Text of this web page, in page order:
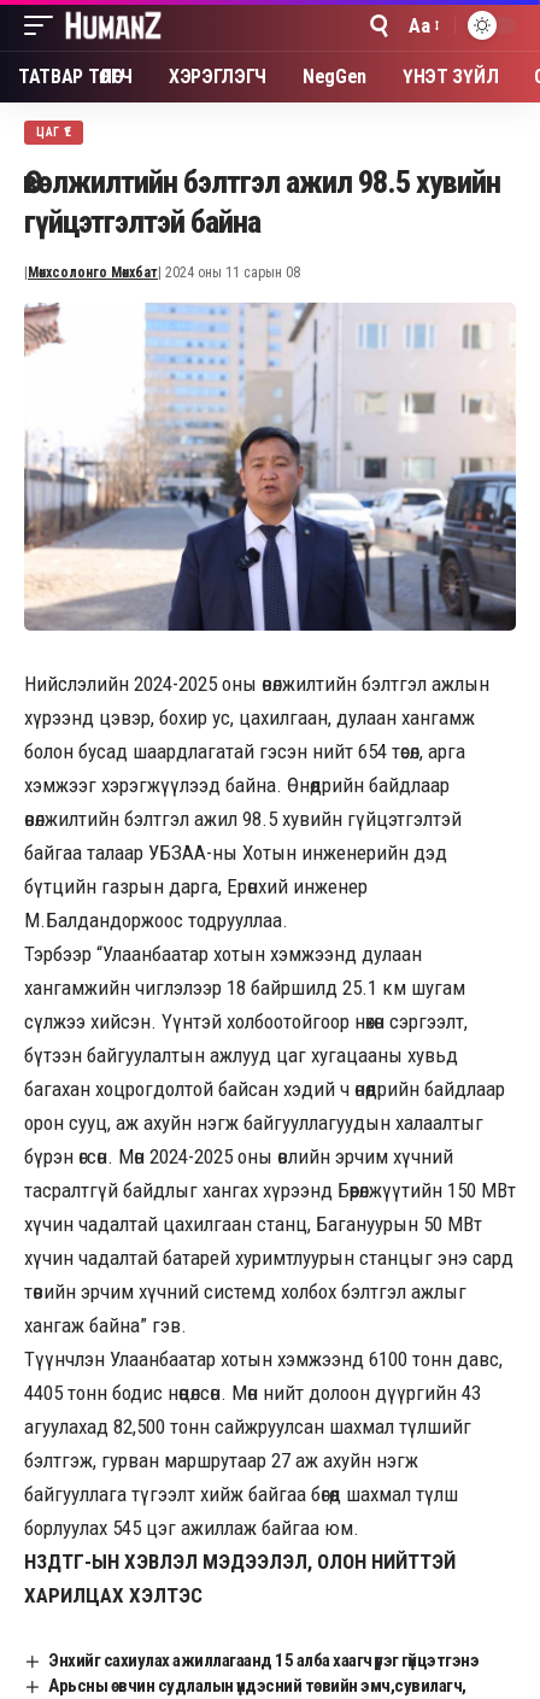
Font
Resizer
Aa
ТАТВАР ТӨЛӨГЧ ХЭРЭГЛЭГЧ NegGen ҮНЭТ ЗҮЙЛ
ЦАГ ҮЕ
Өвөлжилтийн бэлтгэл ажил 98.5 хувийн
гүйцэтгэлтэй байна
Мөнхсолонго Мөнхбат | 2024 оны 11 сарын 08
Нийслэлийн 2024-2025 оны өвөлжилтийн бэлтгэл ажлын
хүрээнд цэвэр, бохир ус, цахилгаан, дулаан хангамж
болон бусад шаардлагатай гэсэн нийт 654 төсөл, арга
хэмжээг хэрэгжүүлээд байна. Өнөөдрийн байдлаар
өвөлжилтийн бэлтгэл ажил 98.5 хувийн гүйцэтгэлтэй
байгаа талаар УБЗАА-ны Хотын инженерийн дэд
бүтцийн газрын дарга, Ерөнхий инженер
М.Балдандоржоос тодрууллаа.
Тэрбээр “Улаанбаатар хотын хэмжээнд дулаан
хангамжийн чиглэлээр 18 байршилд 25.1 км шугам
сүлжээ хийсэн. Үүнтэй холбоотойгоор нөхөн сэргээлт,
бүтээн байгуулалтын ажлууд цаг хугацааны хувьд
багахан хоцрогдолтой байсан хэдий ч өнөөдрийн байдлаар
орон сууц, аж ахуйн нэгж байгууллагуудын халаалтыг
бүрэн өгсөн. Мөн 2024-2025 оны өвлийн эрчим хүчний
тасралтгүй байдлыг хангах хүрээнд Бөөрөлжүүтийн 150 МВт
хүчин чадалтай цахилгаан станц, Багануурын 50 МВт
хүчин чадалтай батарей хуримтлуурын станцыг энэ сард
төвийн эрчим хүчний системд холбох бэлтгэл ажлыг
хангаж байна” гэв.
Түүнчлэн Улаанбаатар хотын хэмжээнд 6100 тонн давс,
4405 тонн бодис нөөцөлсөн. Мөн нийт долоон дүүргийн 43
агуулахад 82,500 тонн сайжруулсан шахмал түлшийг
бэлтгэж, гурван маршрутаар 27 аж ахуйн нэгж
байгууллага түгээлт хийж байгаа бөгөөд шахмал түлш
борлуулах 545 цэг ажиллаж байгаа юм.
НЗДТГ-ЫН ХЭВЛЭЛ МЭДЭЭЛЭЛ, ОЛОН НИЙТТЭЙ
ХАРИЛЦАХ ХЭЛТЭС
Энхийг сахиулах ажиллагаанд 15 алба хаагч үүрэг гүйцэтгэнэ
Арьсны өвчин судлалын үндэсний төвийн эмч,сувилагч,